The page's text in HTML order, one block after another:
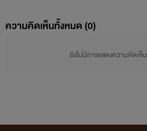
ความคิดเห็นทั้งหมด (0)
ยังไม่มีการแสดงความคิดเห็น